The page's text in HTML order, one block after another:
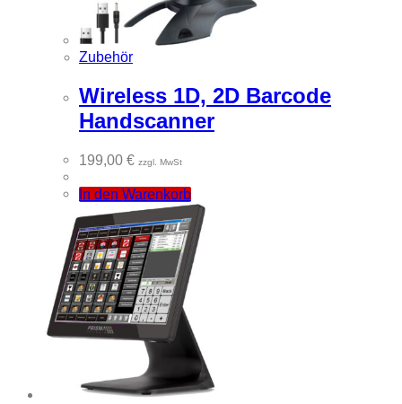
Zubehör
Wireless 1D, 2D Barcode
Handscanner
199,00 € zzgl. MwSt
In den Warenkorb